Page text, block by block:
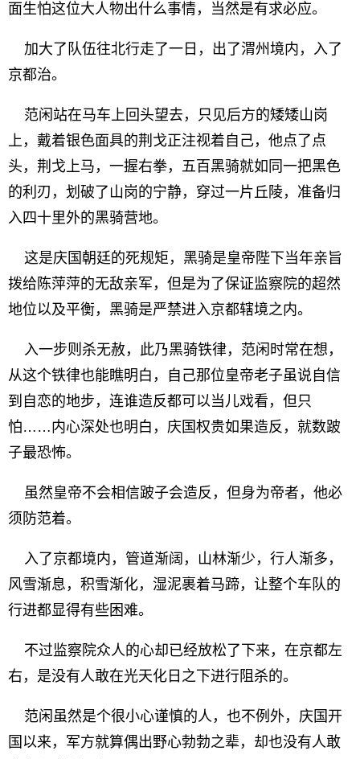
面生怕这位大人物出什么事情，当然是有求必应。
加大了队伍往北行走了一日，出了渭州境内，入了
京都治。
范闲站在马车上回头望去，只见后方的矮矮山岗
上，戴着银色面具的荆戈正注视着自己，他点了点
头，荆戈上马，一握右拳，五百黑骑就如同一把黑色
的利刃，划破了山岗的宁静，穿过一片丘陵，准备归
入四十里外的黑骑营地。
这是庆国朝廷的死规矩，黑骑是皇帝陛下当年亲旨
拨给陈萍萍的无敌亲军，但是为了保证监察院的超然
地位以及平衡，黑骑是严禁进入京都辖境之内。
入一步则杀无赦，此乃黑骑铁律，范闲时常在想，
从这个铁律也能瞧明白，自己那位皇帝老子虽说自信
到自恋的地步，连谁造反都可以当儿戏看，但只
怕……内心深处也明白，庆国权贵如果造反，就数跛
子最恐怖。
虽然皇帝不会相信跛子会造反，但身为帝者，他必
须防范着。
入了京都境内，管道渐阔，山林渐少，行人渐多，
风雪渐息，积雪渐化，湿泥裹着马蹄，让整个车队的
行进都显得有些困难。
不过监察院众人的心却已经放松了下来，在京都左
右，是没有人敢在光天化日之下进行阻杀的。
范闲虽然是个很小心谨慎的人，也不例外，庆国开
国以来，军方就算偶出野心勃勃之辈，却也没有人敢